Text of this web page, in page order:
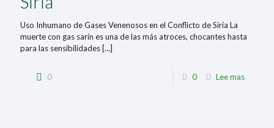
Uso Inhumano de Gases Venenosos en el Conflicto de Siria La
muerte con gas sarín es una de las más atroces, chocantes hasta
para las sensibilidades […]
0 0 Lee mas